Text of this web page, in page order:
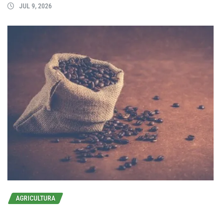
JUL 9, 2026
AGRICULTURA